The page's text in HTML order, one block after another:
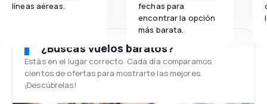
líneas aéreas.
fechas para
encontrar la opción
más barata.
¿Buscas vuelos baratos?
Estás en el lugar correcto. Cada día comparamos
cientos de ofertas para mostrarte las mejores.
¡Descúbrelas!